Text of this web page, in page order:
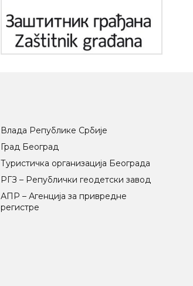
Влада Републике Србије
Град Београд
Туристичка организација Београда
РГЗ – Републички геодетски завод
АПР – Агенција за привредне
регистре